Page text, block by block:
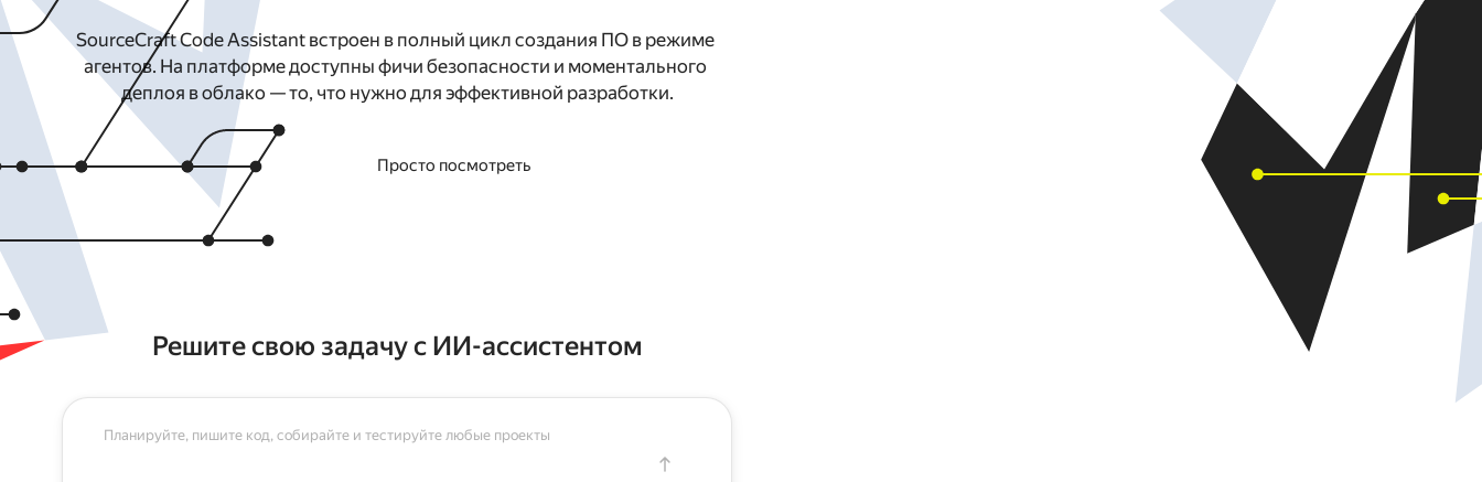
SourceCraft Code Assistant встроен в полный цикл создания ПО в режиме
агентов. На платформе доступны фичи безопасности и моментального
деплоя в облако — то, что нужно для эффективной разработки.
Просто посмотреть
Решите свою задачу с ИИ-ассистентом